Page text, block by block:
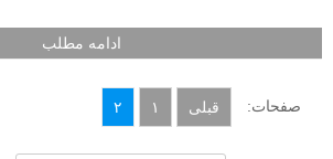
ادامه مطلب
صفحات: قبلی ۱ ۲